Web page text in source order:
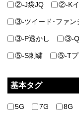
②-J袋JQ ②-Kイ
③-ツイード･ファン
③-P透かし ③-Q
⑤-S刺繍 ⑤-Tプ
基本タグ
5G 7G 8G